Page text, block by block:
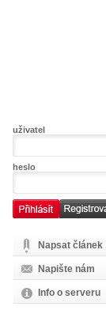
uživatel
heslo
Napsat článek
Napište nám
Info o serveru